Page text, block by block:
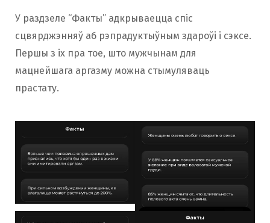
У раздзеле “Факты” адкрываецца спіс
сцвярджэнняў аб рэпрадуктыўным здароўі і сэксе.
Першы з іх пра тое, што мужчынам для
мацнейшага аргазму можна стымуляваць
прастату.